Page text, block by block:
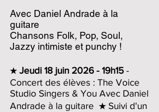
Avec Daniel Andrade à la
guitare
Chansons Folk, Pop, Soul,
Jazzy intimiste et punchy !
★ Jeudi 18 juin 2026 - 19h15 -
Concert des élèves : The Voice
Studio Singers & You Avec Daniel
Andrade à la guitare ★ Suivi d'un